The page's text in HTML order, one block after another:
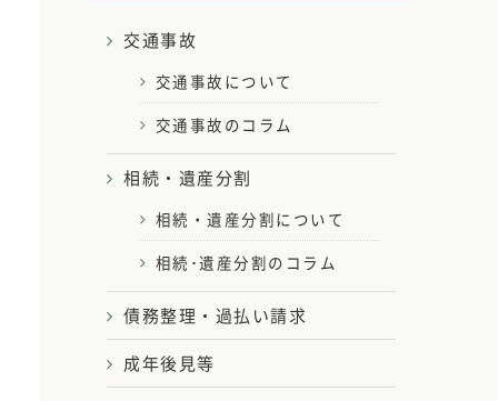
交通事故
交通事故について
交通事故のコラム
相続・遺産分割
相続・遺産分割について
相続･遺産分割のコラム
債務整理・過払い請求
成年後見等